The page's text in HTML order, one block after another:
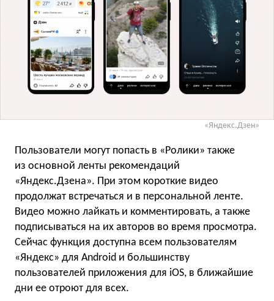
«Яндекс.Дзен»
Пользователи могут попасть в «Ролики» также
из основной ленты рекомендаций
«Яндекс.Дзена». При этом короткие видео
продолжат встречаться и в персональной ленте.
Видео можно лайкать и комментировать, а также
подписываться на их авторов во время просмотра.
Сейчас функция доступна всем пользователям
«Яндекс» для Android и большинству
пользователей приложения для iOS, в ближайшие
дни ее отроют для всех.